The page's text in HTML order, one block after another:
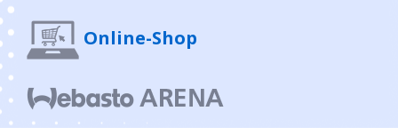
Online-Shop